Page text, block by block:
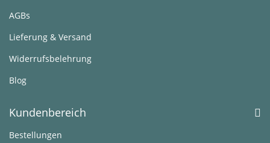
AGBs
Lieferung & Versand
Widerrufsbelehrung
Blog
Kundenbereich
Bestellungen